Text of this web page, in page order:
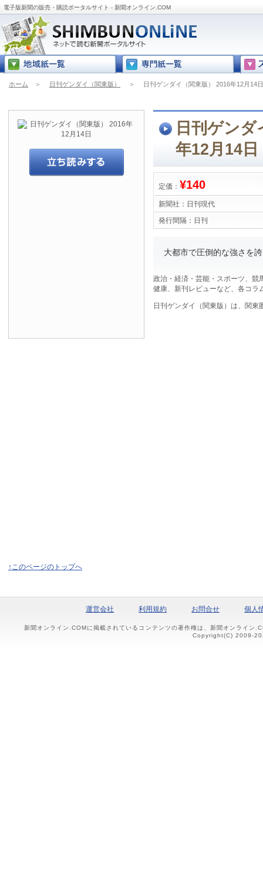
電子版新聞の販売・購読ポータルサイト - 新聞オンライン.COM
ホーム ＞ 日刊ゲンダイ（関東版） ＞ 日刊ゲンダイ（関東版） 2016年12月14日
日刊ゲン
年12月14日
定価： ¥140
新聞社： 日刊現代
発行間隔： 日刊
大都市で圧倒的な強さを
政治・経済・芸能・スポーツ、競
健康、新刊レビューなど、各コラ
日刊ゲンダイ（関東版）は、関
↑このページのトップへ
運営会社 利用規約 お問合せ 個人
新聞オンライン.COMに掲載されているコンテンツの著作権は、新聞オンライン
Copyright(C) 2009-